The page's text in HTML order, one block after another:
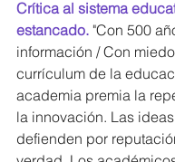
Crítica al sistema
estancado. "Con 500
información / Con
currículum de la
academia premia la
la innovación. Las
defienden por